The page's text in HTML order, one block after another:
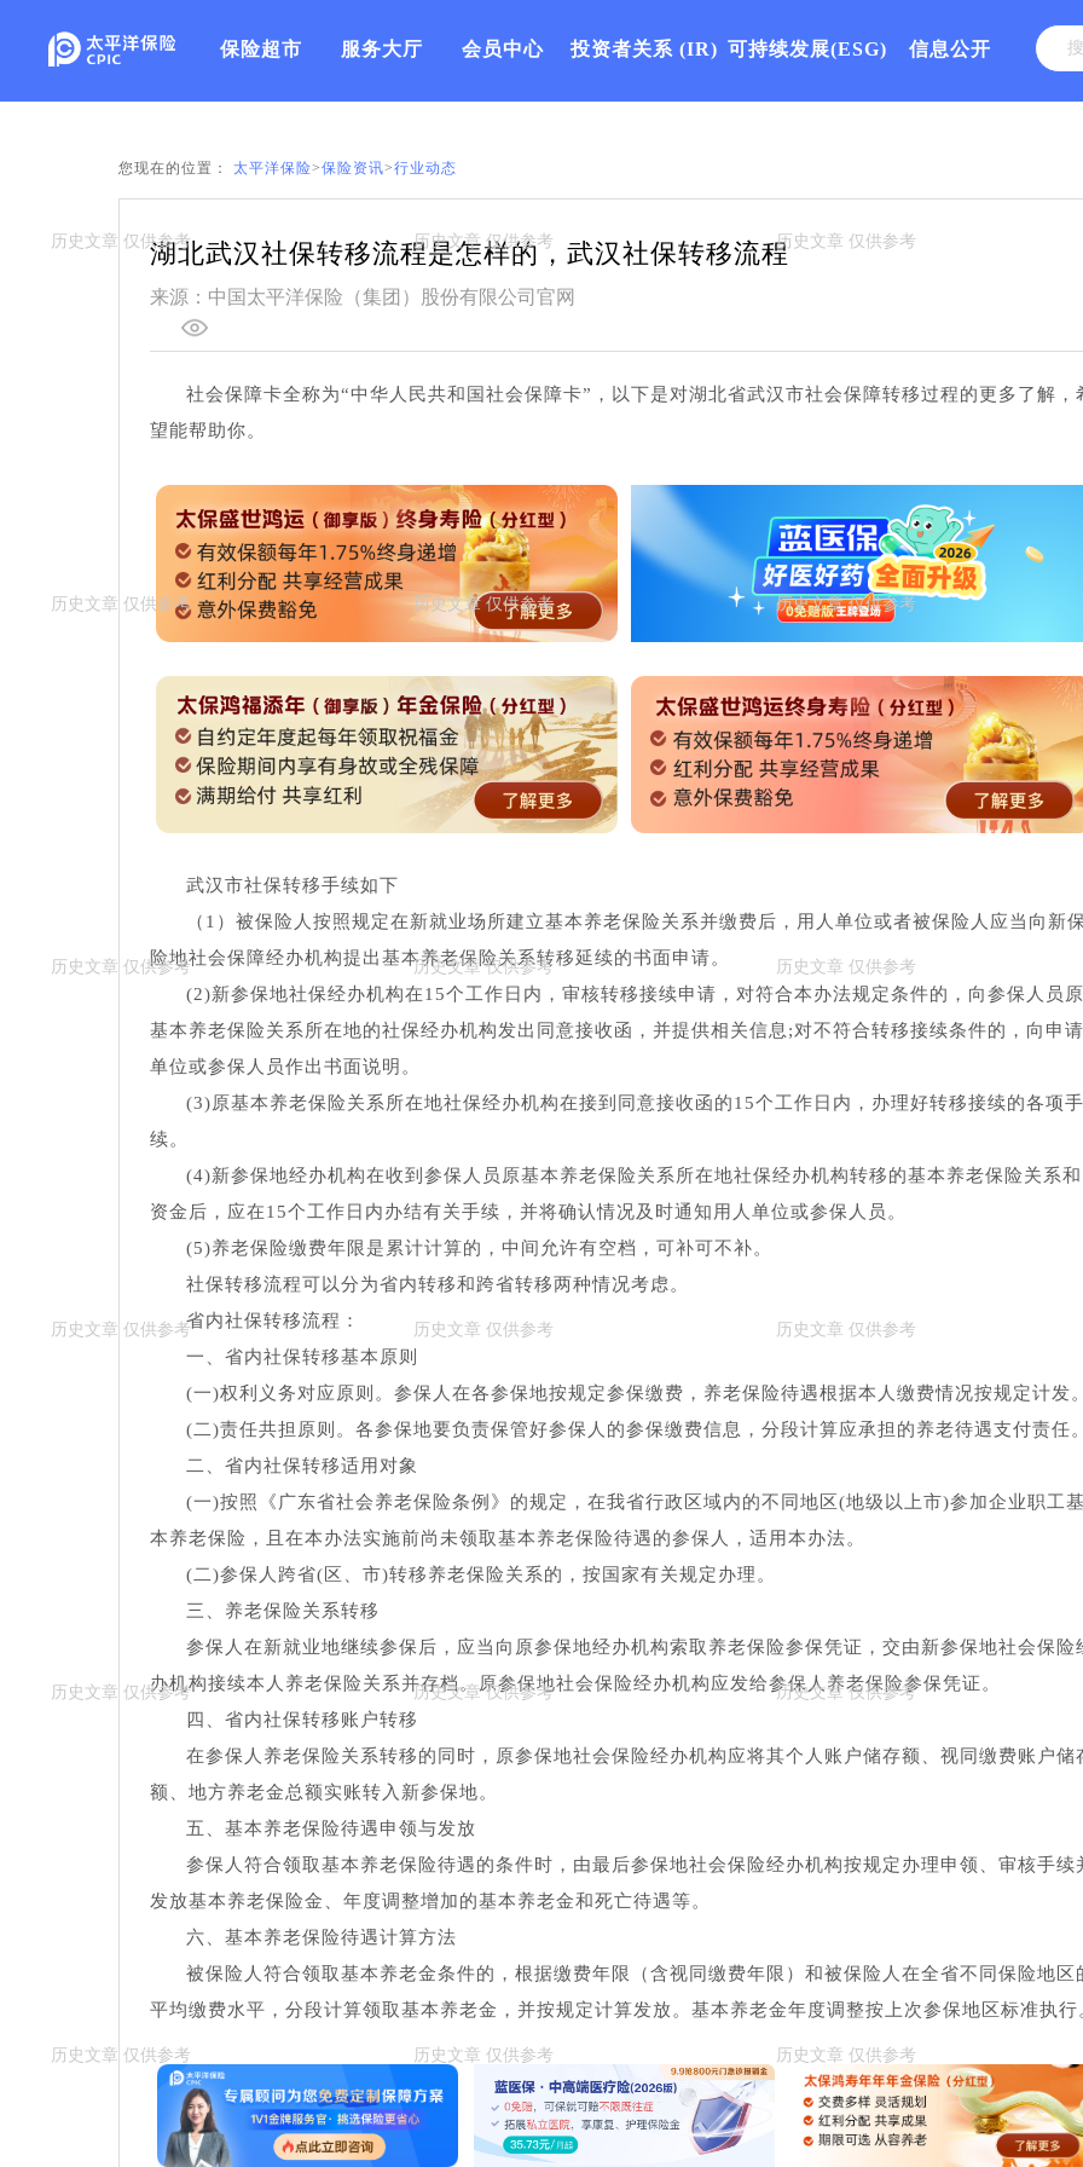
保险超市 服务大厅 会员中心 投资者关系 (IR) 可持续发展(ESG) 信息公开
您现在的位置： 太平洋保险>保险资讯>行业动态
湖北武汉社保转移流程是怎样的，武汉社保转移流程
来源：中国太平洋保险（集团）股份有限公司官网
社会保障卡全称为“中华人民共和国社会保障卡”，以下是对湖北省武汉市社会保障转移过程的更多了解，
望能帮助你。
武汉市社保转移手续如下
（1）被保险人按照规定在新就业场所建立基本养老保险关系并缴费后，用人单位或者被保险人应当向新保
险地社会保障经办机构提出基本养老保险关系转移延续的书面申请。
(2)新参保地社保经办机构在15个工作日内，审核转移接续申请，对符合本办法规定条件的，向参保人员原
基本养老保险关系所在地的社保经办机构发出同意接收函，并提供相关信息;对不符合转移接续条件的，向申请
单位或参保人员作出书面说明。
(3)原基本养老保险关系所在地社保经办机构在接到同意接收函的15个工作日内，办理好转移接续的各项手
续。
(4)新参保地经办机构在收到参保人员原基本养老保险关系所在地社保经办机构转移的基本养老保险关系和
资金后，应在15个工作日内办结有关手续，并将确认情况及时通知用人单位或参保人员。
(5)养老保险缴费年限是累计计算的，中间允许有空档，可补可不补。
社保转移流程可以分为省内转移和跨省转移两种情况考虑。
省内社保转移流程：
一、省内社保转移基本原则
(一)权利义务对应原则。参保人在各参保地按规定参保缴费，养老保险待遇根据本人缴费情况按规定计发。
(二)责任共担原则。各参保地要负责保管好参保人的参保缴费信息，分段计算应承担的养老待遇支付责任。
二、省内社保转移适用对象
(一)按照《广东省社会养老保险条例》的规定，在我省行政区域内的不同地区(地级以上市)参加企业职工基
本养老保险，且在本办法实施前尚未领取基本养老保险待遇的参保人，适用本办法。
(二)参保人跨省(区、市)转移养老保险关系的，按国家有关规定办理。
三、养老保险关系转移
参保人在新就业地继续参保后，应当向原参保地经办机构索取养老保险参保凭证，交由新参保地社会保险
办机构接续本人养老保险关系并存档。原参保地社会保险经办机构应发给参保人养老保险参保凭证。
四、省内社保转移账户转移
在参保人养老保险关系转移的同时，原参保地社会保险经办机构应将其个人账户储存额、视同缴费账户储
额、地方养老金总额实账转入新参保地。
五、基本养老保险待遇申领与发放
参保人符合领取基本养老保险待遇的条件时，由最后参保地社会保险经办机构按规定办理申领、审核手续
发放基本养老保险金、年度调整增加的基本养老金和死亡待遇等。
六、基本养老保险待遇计算方法
被保险人符合领取基本养老金条件的，根据缴费年限（含视同缴费年限）和被保险人在全省不同保险地区
平均缴费水平，分段计算领取基本养老金，并按规定计算发放。基本养老金年度调整按上次参保地区标准执行